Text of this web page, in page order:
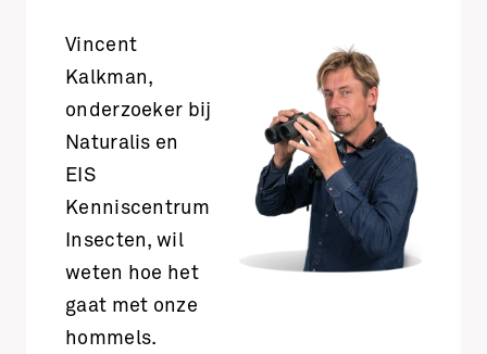
Vincent
Kalkman,
onderzoeker bij
Naturalis en
EIS
Kenniscentrum
Insecten, wil
weten hoe het
gaat met onze
hommels.